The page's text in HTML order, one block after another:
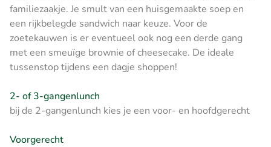
familiezaakje. Je smult van een huisgemaakte soep en
een rijkbelegde sandwich naar keuze. Voor de
zoetekauwen is er eventueel ook nog een derde gang
met een smeuïge brownie of cheesecake. De ideale
tussenstop tijdens een dagje shoppen!
2- of 3-gangenlunch
bij de 2-gangenlunch kies je een voor- en hoofdgerecht
Voorgerecht